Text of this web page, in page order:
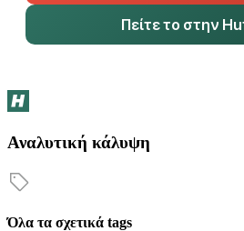
Πείτε το στην
Αναλυτική κάλυψη
Όλα τα σχετικά tags